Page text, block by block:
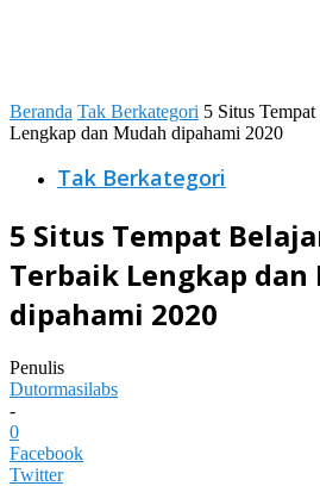
Beranda Tak Berkategori 5 Situs
Lengkap dan Mudah dipahami 2020
Tak Berkategori
5 Situs Tempat
Terbaik Lengkap dan
dipahami 2020
Penulis
Dutormasilabs
-
0
Facebook
Twitter